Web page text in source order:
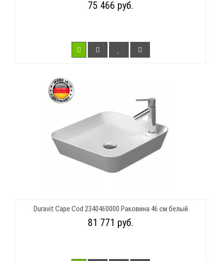
75 466 руб.
Duravit Cape Cod 2340460000 Раковина 46 см белый
81 771 руб.